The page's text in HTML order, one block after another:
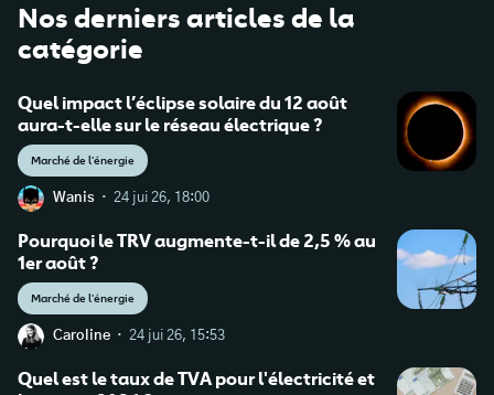
énergie.
indices-nationaux-sciages-et-bois-energie-1er-
trimestre-2025/
https://www.propellet.fr/blog/indice-des-prix-du-
granule-de-bois-t2-2024/
https://www.statistiques.developpement-
Nos derniers articles de la
catégorie
Quel impact l’éclipse solaire du 12 août
aura-t-elle sur le réseau électrique ?
Marché de l'énergie
Wanis · 24 jui 26, 18:00
Pourquoi le TRV augmente-t-il de 2,5 % au
1er août ?
Marché de l'énergie
Caroline · 24 jui 26, 15:53
Quel est le taux de TVA pour l'électricité et